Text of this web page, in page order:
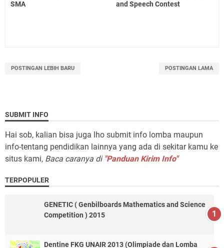
SMA
and Speech Contest
POSTINGAN LEBIH BARU POSTINGAN LAMA
SUBMIT INFO
Hai sob, kalian bisa juga lho submit info lomba maupun
info-tentang pendidikan lainnya yang ada di sekitar kamu ke
situs kami, Baca caranya di "Panduan Kirim Info"
TERPOPULER
GENETIC ( Genbilboards Mathematics and Science
Competition ) 2015
Dentine FKG UNAIR 2013 (Olimpiade dan Lomba